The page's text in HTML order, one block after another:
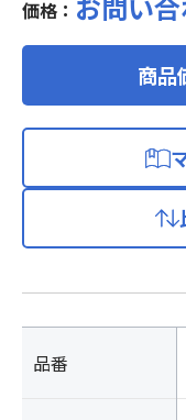
価格：
商品
品番